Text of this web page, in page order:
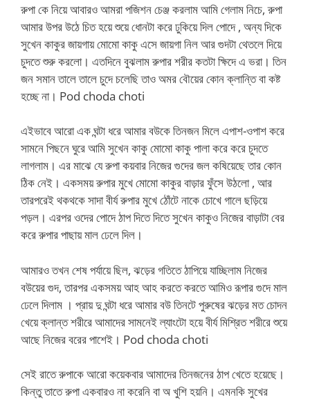
রুপা কে নিয়ে আবারও আমরা পজিশন চেঞ্জ করলাম আমি গেলাম নিচে, রুপা
আমার উপর উঠে চিত হয়ে শুয়ে ধোনটা করে ঢুকিয়ে দিল পোদে , অন্য দিকে
সুখেন কাকুর জায়গায় মোমো কাকু এসে জায়গা নিল আর গুদটা থেতলে দিয়ে
চুদতে শুরু করলো। এতদিনে বুঝলাম রুপার শরীর কতটা ক্ষিদে এ ভরা। তিন
জন সমান তালে তালে চুদে চলেছি তাও অমর বৌয়ের কোন ক্লান্তি বা কষ্ট
হচ্ছে না। Pod choda choti
এইভাবে আরো এক ঘন্টা ধরে আমার বউকে তিনজন মিলে এপাশ-ওপাশ করে
সামনে পিছনে ঘুরে আমি সুখেন কাকু মোমো কাকু পালা করে করে চুদতে
লাগলাম। এর মাঝে যে রুপা কয়বার নিজের গুদের জল কষিয়েছে তার কোন
ঠিক নেই। একসময় রুপার মুখে মোমো কাকুর বাড়ার ফুঁসে উঠলো , আর
তারপরেই থকথকে সাদা বীর্য রুপার মুখে ঠোঁটে নাকে চোখে গালে ছড়িয়ে
পড়ল। এরপর ওদের পোদে ঠাপ দিতে দিতে সুখেন কাকুও নিজের বাড়াটা বের
করে রুপার পাছায় মাল ঢেলে দিল।
আমারও তখন শেষ পর্যায়ে ছিল, ঝড়ের গতিতে ঠাপিয়ে যাচ্ছিলাম নিজের
বউয়ের গুদ, তারপর একসময় আহ আহ করতে করতে আমিও রূপার গুদে মাল
ঢেলে দিলাম । প্রায় দু ঘন্টা ধরে আমার বউ তিনটে পুরুষের ঝড়ের মত চোদন
খেয়ে ক্লান্ত শরীরে আমাদের সামনেই ল্যাংটো হয়ে বীর্য মিশ্রিত শরীরে শুয়ে
আছে নিজের বরের পাশেই। Pod choda choti
সেই রাতে রুপাকে আরো কয়েকবার আমাদের তিনজনের ঠাপ খেতে হয়েছে।
কিন্তু তাতে রুপা একবারও না করেনি বা অ খুশি হয়নি। এমনকি সুখের